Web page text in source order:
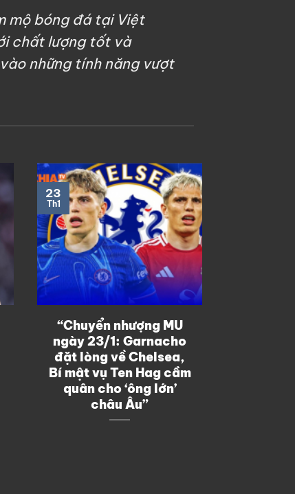
mộ bóng đá tại Việt
chất lượng tốt và
những tính năng vượt
“Chuyển nhượng MU
ngày 23/1: Garnacho
đặt lòng về Chelsea,
Bí mật vụ Ten Hag cầm
quân cho ‘ông lớn’
châu Âu”
23
Th1